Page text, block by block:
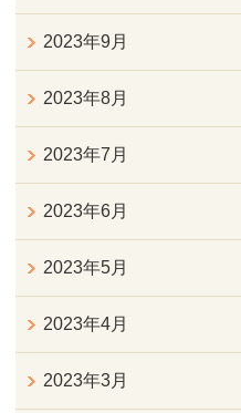
2023年9月
2023年8月
2023年7月
2023年6月
2023年5月
2023年4月
2023年3月